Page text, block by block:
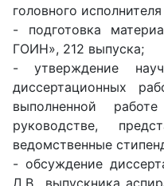
головного
- подготовка
ГОИН», 212 выпуска;
- утверждение
диссертационных
выполненной
руководстве,
ведомственные
- обсуждение
Д.В., выпускника